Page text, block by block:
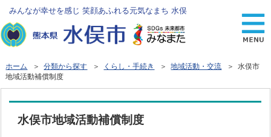
みんなが幸せを感じ 笑顔あふれる元気なまち 水俣
ホーム ＞分類から探す ＞ くらし・手続き ＞地域活動・交流 ＞ 水俣市
地域活動補償制度
水俣市地域活動補償制度